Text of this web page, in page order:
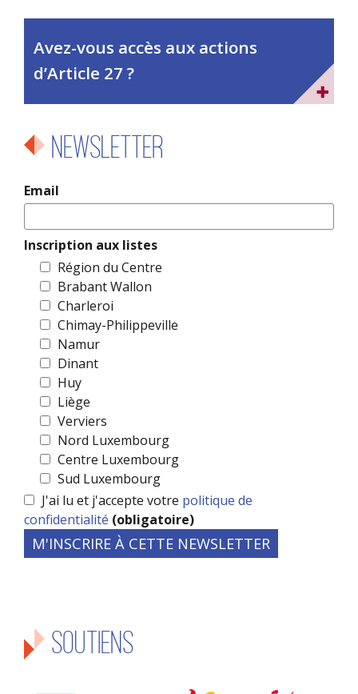
Avez-vous accès aux actions
d’Article 27 ?
Newsletter
Email
Inscription aux listes
Région du Centre
Brabant Wallon
Charleroi
Chimay-Philippeville
Namur
Dinant
Huy
Liège
Verviers
Nord Luxembourg
Centre Luxembourg
Sud Luxembourg
J'ai lu et j'accepte votre politique de
confidentialité (obligatoire)
Soutiens